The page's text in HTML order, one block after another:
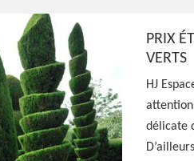
Joseph Elagage 58
58190
PRIX
VERTS
HJ
attention
délicate